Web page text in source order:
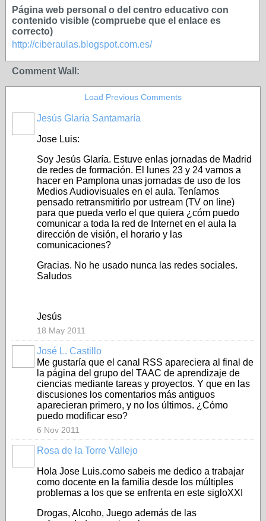
Página web personal o del centro educativo con
contenido visible (compruebe que el enlace es
correcto)
http://ciberaulas.blogspot.com.es/
Comment Wall:
Load Previous Comments
Jesús Glaría Santamaría
Jose Luis:
Soy Jesús Glaría. Estuve enlas jornadas de Madrid
de redes de formación. El lunes 23 y 24 vamos a
hacer en Pamplona unas jornadas de uso de los
Medios Audiovisuales en el aula. Teníamos
pensado retransmitirlo por ustream (TV on line)
para que pueda verlo el que quiera ¿cóm puedo
comunicar a toda la red de Internet en el aula la
dirección de visión, el horario y las
comunicaciones?
Gracias. No he usado nunca las redes sociales.
Saludos
Jesús
18 May 2011
José L. Castillo
Me gustaría que el canal RSS apareciera al final de
la página del grupo del TAAC de aprendizaje de
ciencias mediante tareas y proyectos. Y que en las
discusiones los comentarios más antiguos
aparecieran primero, y no los últimos. ¿Cómo
puedo modificar eso?
6 Nov 2011
Rosa de la Torre Vallejo
Hola Jose Luis.como sabeis me dedico a trabajar
como docente en la familia desde los múltiples
problemas a los que se enfrenta en este sigloXXI
Drogas, Alcoho, Juego además de las